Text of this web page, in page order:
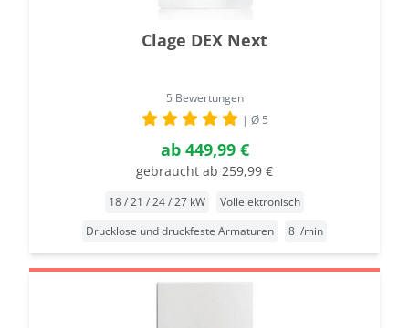
Clage DEX Next
5 Bewertungen
| Ø 5
ab449,99 €
gebraucht ab 259,99 €
18 / 21 / 24 / 27 kW
Vollelektronisch
Drucklose und druckfeste Armaturen
8 l/min